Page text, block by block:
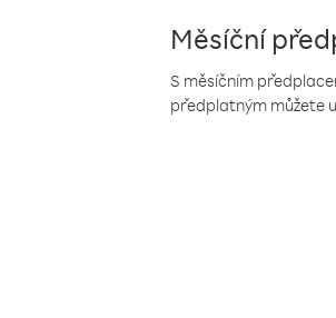
Měsíční
S měsíčním
předplatným můžete